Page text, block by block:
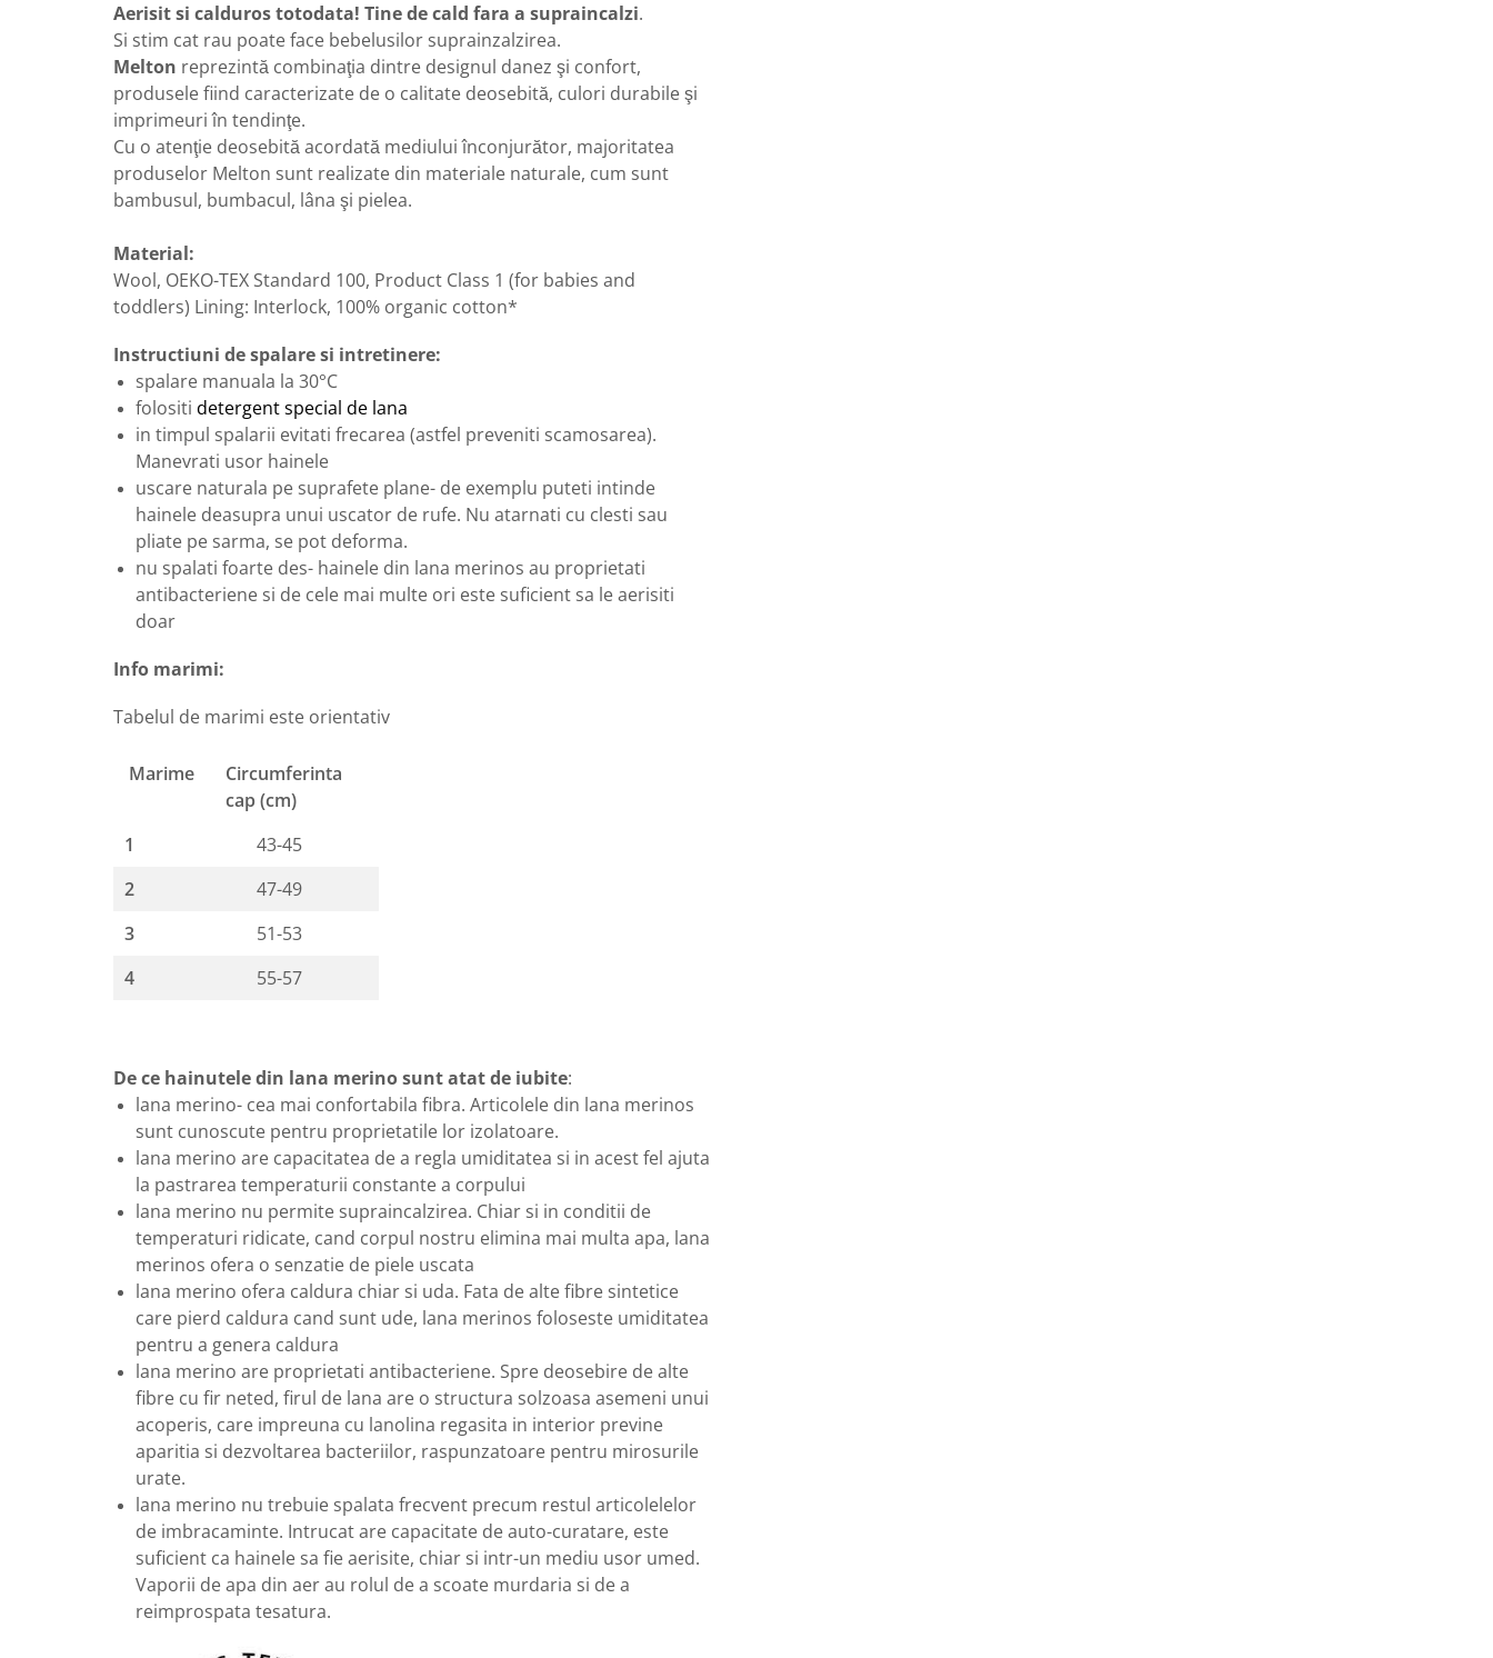
Aerisit si calduros totodata! Tine de cald fara a supraincalzi.
Si stim cat rau poate face bebelusilor suprainzalzirea.
Melton reprezintă combinaţia dintre designul danez şi confort,
produsele fiind caracterizate de o calitate deosebită, culori durabile şi
imprimeuri în tendinţe.
Cu o atenţie deosebită acordată mediului înconjurător, majoritatea
produselor Melton sunt realizate din materiale naturale, cum sunt
bambusul, bumbacul, lâna şi pielea.
Material:
Wool, OEKO-TEX Standard 100, Product Class 1 (for babies and
toddlers) Lining: Interlock, 100% organic cotton*
Instructiuni de spalare si intretinere:
spalare manuala la 30°C
folositi detergent special de lana
in timpul spalarii evitati frecarea (astfel preveniti scamosarea).
Manevrati usor hainele
uscare naturala pe suprafete plane- de exemplu puteti intinde
hainele deasupra unui uscator de rufe. Nu atarnati cu clesti sau
pliate pe sarma, se pot deforma.
nu spalati foarte des- hainele din lana merinos au proprietati
antibacteriene si de cele mai multe ori este suficient sa le aerisiti
doar
Info marimi:
Tabelul de marimi este orientativ
Marime
Circumferinta
cap (cm)
1
43-45
2
47-49
3
51-53
4
55-57
De ce hainutele din lana merino sunt atat de iubite:
lana merino- cea mai confortabila fibra. Articolele din lana merinos
sunt cunoscute pentru proprietatile lor izolatoare.
lana merino are capacitatea de a regla umiditatea si in acest fel ajuta
la pastrarea temperaturii constante a corpului
lana merino nu permite supraincalzirea. Chiar si in conditii de
temperaturi ridicate, cand corpul nostru elimina mai multa apa, lana
merinos ofera o senzatie de piele uscata
lana merino ofera caldura chiar si uda. Fata de alte fibre sintetice
care pierd caldura cand sunt ude, lana merinos foloseste umiditatea
pentru a genera caldura
lana merino are proprietati antibacteriene. Spre deosebire de alte
fibre cu fir neted, firul de lana are o structura solzoasa asemeni unui
acoperis, care impreuna cu lanolina regasita in interior previne
aparitia si dezvoltarea bacteriilor, raspunzatoare pentru mirosurile
urate.
lana merino nu trebuie spalata frecvent precum restul articolelelor
de imbracaminte. Intrucat are capacitate de auto-curatare, este
suficient ca hainele sa fie aerisite, chiar si intr-un mediu usor umed.
Vaporii de apa din aer au rolul de a scoate murdaria si de a
reimprospata tesatura.